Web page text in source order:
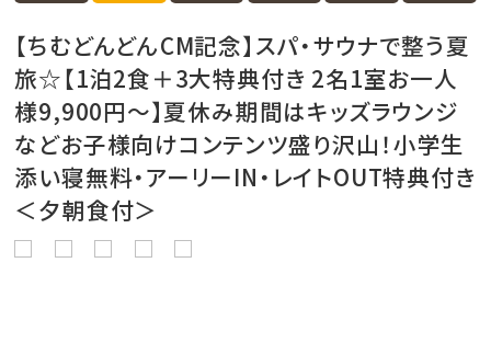
【ちむどんどんCM記念】スパ・サウナで整う夏
旅☆【1泊2食＋3大特典付き 2名1室お一人
様9,900円～】夏休み期間はキッズラウンジ
などお子様向けコンテンツ盛り沢山！小学生
添い寝無料・アーリーIN・レイトOUT特典付き
＜夕朝食付＞